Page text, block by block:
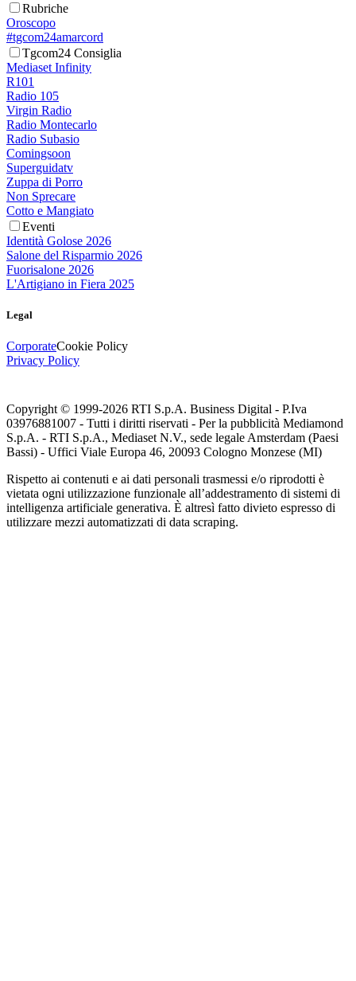
Rubriche
Oroscopo
#tgcom24amarcord
Tgcom24 Consiglia
Mediaset Infinity
R101
Radio 105
Virgin Radio
Radio Montecarlo
Radio Subasio
Comingsoon
Superguidatv
Zuppa di Porro
Non Sprecare
Cotto e Mangiato
Eventi
Identità Golose 2026
Salone del Risparmio 2026
Fuorisalone 2026
L'Artigiano in Fiera 2025
Legal
CorporateCookie Policy
Privacy Policy
Copyright © 1999-2026 RTI S.p.A. Business Digital - P.Iva
03976881007 - Tutti i diritti riservati - Per la pubblicità Mediamond
S.p.A. - RTI S.p.A., Mediaset N.V., sede legale Amsterdam (Paesi
Bassi) - Uffici Viale Europa 46, 20093 Cologno Monzese (MI)
Rispetto ai contenuti e ai dati personali trasmessi e/o riprodotti è
vietata ogni utilizzazione funzionale all’addestramento di sistemi di
intelligenza artificiale generativa. È altresì fatto divieto espresso di
utilizzare mezzi automatizzati di data scraping.